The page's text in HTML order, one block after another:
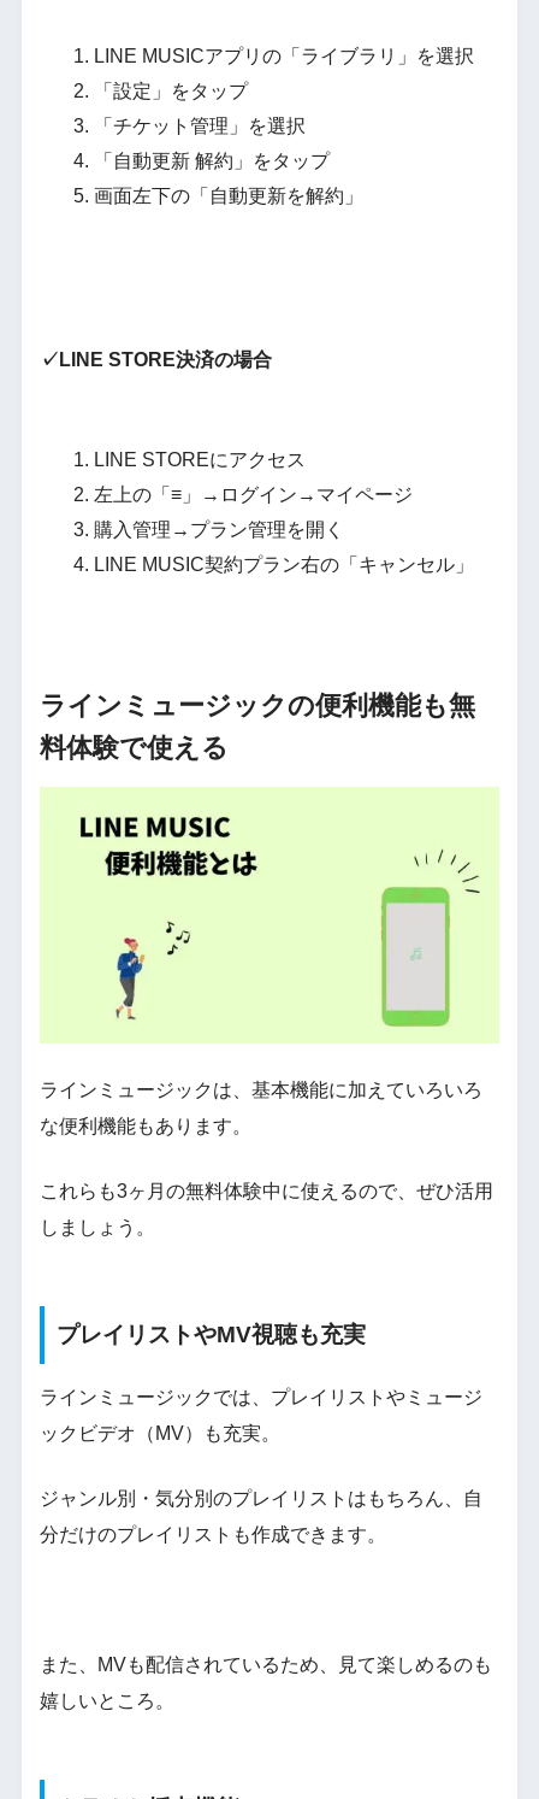
LINE MUSICアプリの「ライブラリ」を選択
「設定」をタップ
「チケット管理」を選択
「自動更新 解約」をタップ
画面左下の「自動更新を解約」
✓LINE STORE決済の場合
LINE STOREにアクセス
左上の「≡」→ログイン→マイページ
購入管理→プラン管理を開く
LINE MUSIC契約プラン右の「キャンセル」
ラインミュージックの便利機能も無
料体験で使える
ラインミュージックは、基本機能に加えていろいろ
な便利機能もあります。
これらも3ヶ月の無料体験中に使えるので、ぜひ活用
しましょう。
プレイリストやMV視聴も充実
ラインミュージックでは、プレイリストやミュージ
ックビデオ（MV）も充実。
ジャンル別・気分別のプレイリストはもちろん、自
分だけのプレイリストも作成できます。
また、MVも配信されているため、見て楽しめるのも
嬉しいところ。